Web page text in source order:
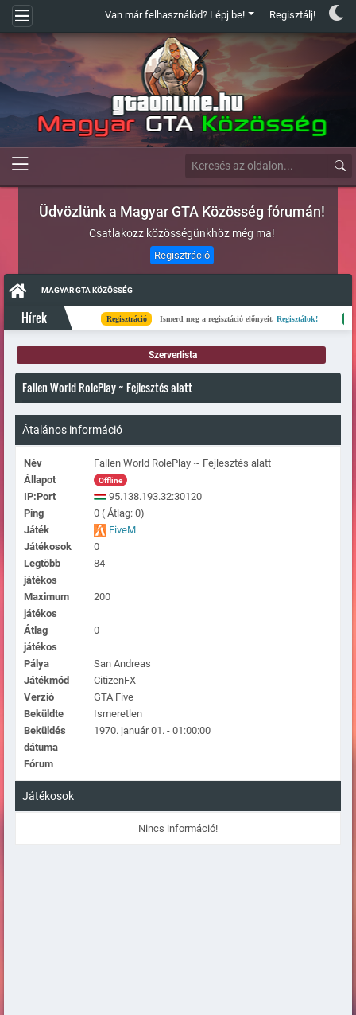
Van már felhasználód? Lépj be! Regisztálj!
Üdvözlünk a Magyar GTA Közösség fórumán!
Csatlakozz közösségünkhöz még ma!
Regisztráció
MAGYAR GTA KÖZÖSSÉG
Hírek Regisztráció Ismerd meg a regisztáció előnyeit.Regisztálok! Kész
Szerverlista
Fallen World RolePlay ~ Fejlesztés alatt
Átalános információ
Név
Fallen World RolePlay ~ Fejlesztés alatt
Állapot
Offline
IP:Port
95.138.193.32:30120
Ping
0 ( Átlag: 0)
Játék
FiveM
Játékosok
0
Legtöbb
játékos
84
Maximum
játékos
200
Átlag
játékos
0
Pálya
San Andreas
Játékmód
CitizenFX
Verzió
GTA Five
Beküldte
Ismeretlen
Beküldés
dátuma
1970. január 01. - 01:00:00
Fórum
Játékosok
Nincs információ!